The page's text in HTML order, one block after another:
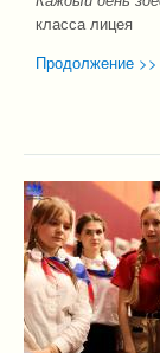
класса лицея
Продолжение >>